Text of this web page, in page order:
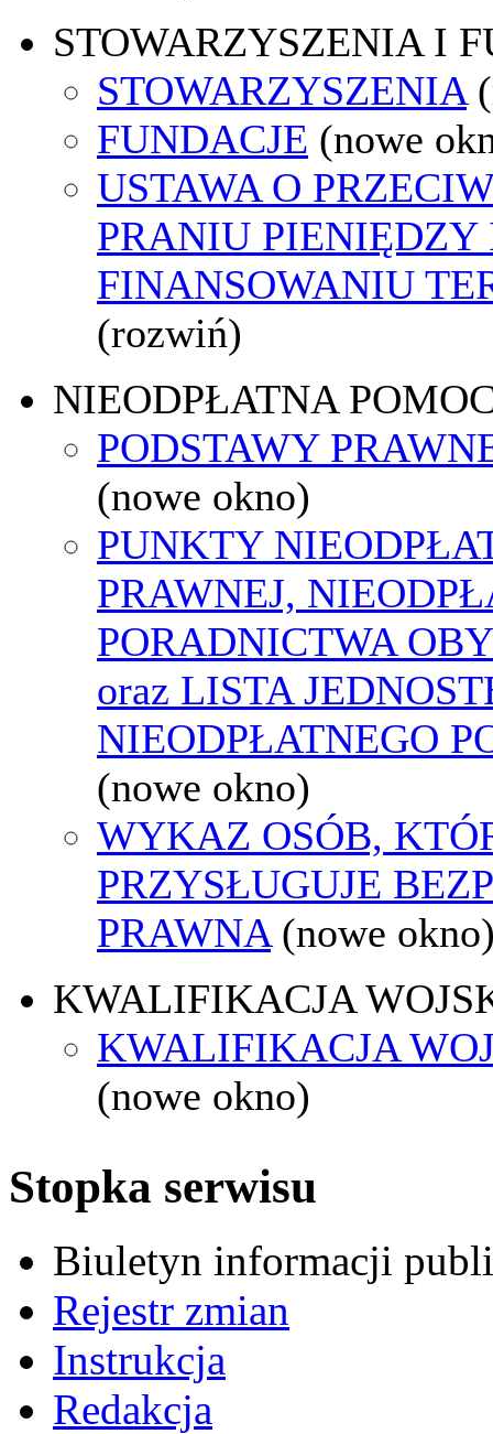
STOWARZYSZENIA I
STOWARZYSZENIA
FUNDACJE (nowe
USTAWA O
PRANIU PIENIĘDZY
FINANSOWANIU
(rozwiń)
NIEODPŁATNA
PODSTAWY
(nowe okno)
PUNKTY
PRAWNEJ,
PORADNICTWA
oraz LISTA
NIEODPŁATNEGO
(nowe okno)
WYKAZ OSÓB,
PRZYSŁUGUJE
PRAWNA (nowe
KWALIFIKACJA
KWALIFIKACJA
(nowe okno)
Stopka serwisu
Biuletyn informacji
Rejestr zmian
Instrukcja
Redakcja